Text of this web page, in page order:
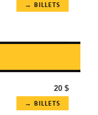
→ BILLETS
20 $
→ BILLETS